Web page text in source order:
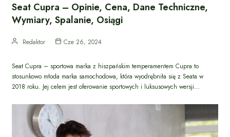
Seat Cupra – Opinie, Cena, Dane Techniczne,
Wymiary, Spalanie, Osiągi
Redaktor Cze 26, 2024
Seat Cupra – sportowa marka z hiszpańskim temperamentem Cupra to
stosunkowo młoda marka samochodowa, która wyodrębniła się z Seata w
2018 roku. Jej celem jest oferowanie sportowych i luksusowych wersji…